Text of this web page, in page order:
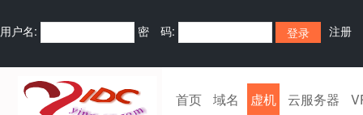
用户名: 密 码: 注册
首页 域名 虚机 云服务器